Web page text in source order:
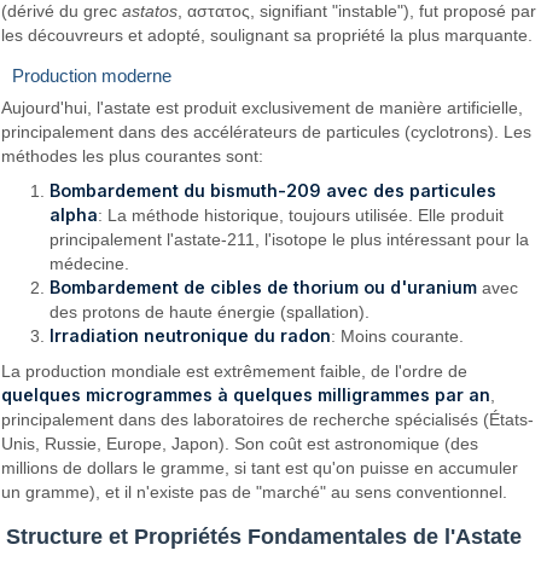
(dérivé du grecastatos , αστατος, signifiant "instable"), fut proposé par
les découvreurs et adopté, soulignant sa propriété la plus marquante.
Production moderne
Aujourd'hui, l'astate est produit exclusivement de manière artificielle,
principalement dans des accélérateurs de particules (cyclotrons). Les
méthodes les plus courantes sont:
Bombardement du bismuth-209 avec des particules
alpha: La méthode historique, toujours utilisée. Elle produit
principalement l'astate-211, l'isotope le plus intéressant pour la
médecine.
Bombardement de cibles de thorium ou d'uranium avec
des protons de haute énergie (spallation).
Irradiation neutronique du radon: Moins courante.
La production mondiale est extrêmement faible, de l'ordre de
quelques microgrammes à quelques milligrammes par an
principalement dans des laboratoires de recherche spécialisés (États-
Unis, Russie, Europe, Japon). Son coût est astronomique (des
millions de dollars le gramme, si tant est qu'on puisse en accumuler
un gramme), et il n'existe pas de "marché" au sens conventionnel.
Structure et Propriétés Fondamentales de l'Astate